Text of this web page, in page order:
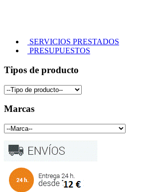
SERVICIOS PRESTADOS
PRESUPUESTOS
Tipos de producto
Marcas